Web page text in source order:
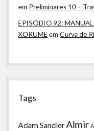
em Preliminares 10 –
EPISÓDIO 92:
XORUME emCurva de
Tags
Adam Sandler Almir